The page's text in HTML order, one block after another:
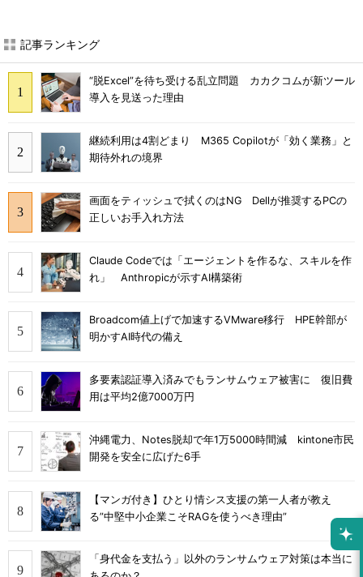
記事ランキング
“脱Excel”を待ち受ける乱立問題 カカクコムが新ツール
導入を見送った理由
継続利用は4割どまり M365 Copilotが「効く業務」と
期待外れの境界
画面をティッシュで拭くのはNG Dellが推奨するPCの
正しいお手入れ方法
Claude Codeでは「エージェントを作るな、スキルを作
れ」 Anthropicが示すAI構築術
Broadcom値上げで加速するVMware移行 HPE幹部が
明かすAI時代の備え
多要素認証導入済みでもランサムウェア被害に 復旧費
用は平均2億7000万円
沖縄電力、Notes脱却で年1万5000時間減 kintone市民
開発を安全に広げた6手
【マンガ付き】ひとり情シス支援の第一人者が教え
る”中堅中小企業こそRAGを使うべき理由”
「身代金を支払う」以外のランサムウェア対策は本当に